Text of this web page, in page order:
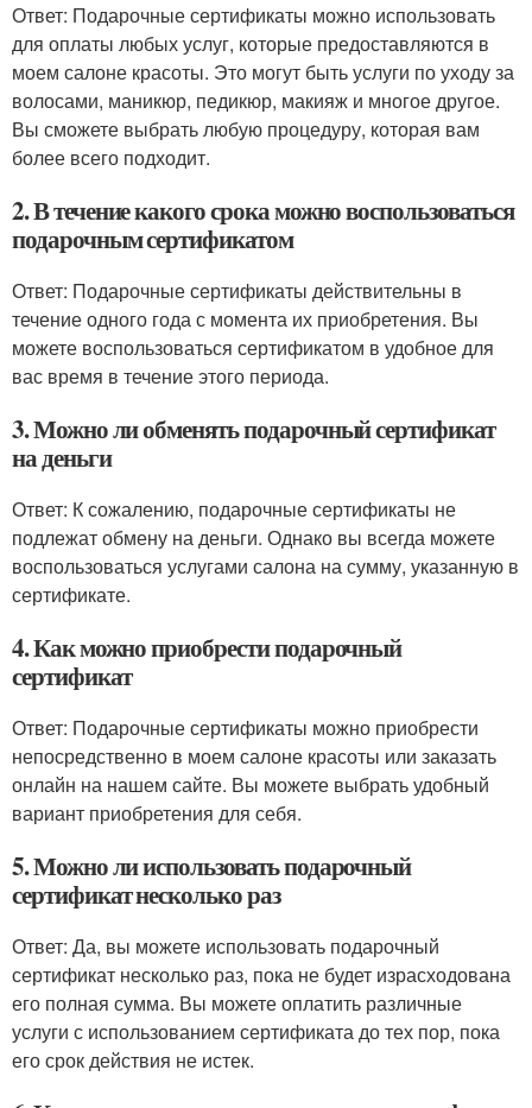
Ответ: Подарочные сертификаты можно использовать
для оплаты любых услуг, которые предоставляются в
моем салоне красоты. Это могут быть услуги по уходу за
волосами, маникюр, педикюр, макияж и многое другое.
Вы сможете выбрать любую процедуру, которая вам
более всего подходит.
2. В течение какого срока можно воспользоваться
подарочным сертификатом
Ответ: Подарочные сертификаты действительны в
течение одного года с момента их приобретения. Вы
можете воспользоваться сертификатом в удобное для
вас время в течение этого периода.
3. Можно ли обменять подарочный сертификат
на деньги
Ответ: К сожалению, подарочные сертификаты не
подлежат обмену на деньги. Однако вы всегда можете
воспользоваться услугами салона на сумму, указанную в
сертификате.
4. Как можно приобрести подарочный
сертификат
Ответ: Подарочные сертификаты можно приобрести
непосредственно в моем салоне красоты или заказать
онлайн на нашем сайте. Вы можете выбрать удобный
вариант приобретения для себя.
5. Можно ли использовать подарочный
сертификат несколько раз
Ответ: Да, вы можете использовать подарочный
сертификат несколько раз, пока не будет израсходована
его полная сумма. Вы можете оплатить различные
услуги с использованием сертификата до тех пор, пока
его срок действия не истек.